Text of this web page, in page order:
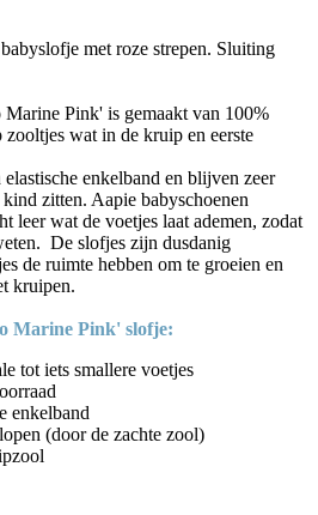
met roze strepen. Sluiting
Pink' is gemaakt van 100%
zooltjes wat in de kruip en eerste
enkelband en blijven zeer
zitten. Aapie babyschoenen
leer wat de voetjes laat ademen, zodat
De slofjes zijn dusdanig
de ruimte hebben om te groeien en
kruipen.
Marine Pink' slofje:
tot iets smallere voetjes
enkelband
(door de zachte zool)